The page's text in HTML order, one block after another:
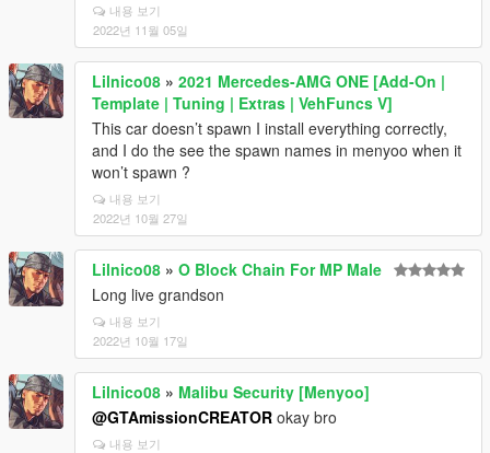
내용 보기
2022년 11월 05일
Lilnico08 » 2021 Mercedes-AMG ONE [Add-On |
Template | Tuning | Extras | VehFuncs V]
This car doesn’t spawn I install everything correctly,
and I do the see the spawn names in menyoo when it
won’t spawn ?
내용 보기
2022년 10월 27일
Lilnico08 » O Block Chain For MP Male
Long live grandson
내용 보기
2022년 10월 17일
Lilnico08 » Malibu Security [Menyoo]
@GTAmissionCREATOR okay bro
내용 보기